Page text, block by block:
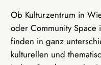
Ob Kulturzentrum in
oder Community
finden in ganz
kulturellen und